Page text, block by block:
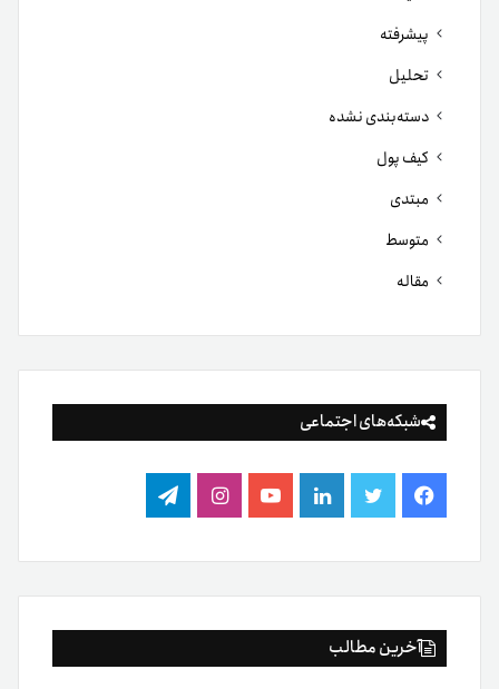
پیشرفته
تحلیل
دسته‌بندی نشده
کیف پول
مبتدی
متوسط
مقاله
شبکه‌های اجتماعی
فیس
بوک
توییتر لینکدینیوتیوباینستاگرام
تلگرام
آخرین مطالب